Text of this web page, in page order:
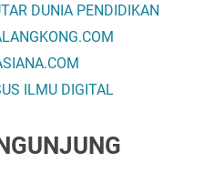
DUNIA PENDIDIKAN
ILMU DIGITAL